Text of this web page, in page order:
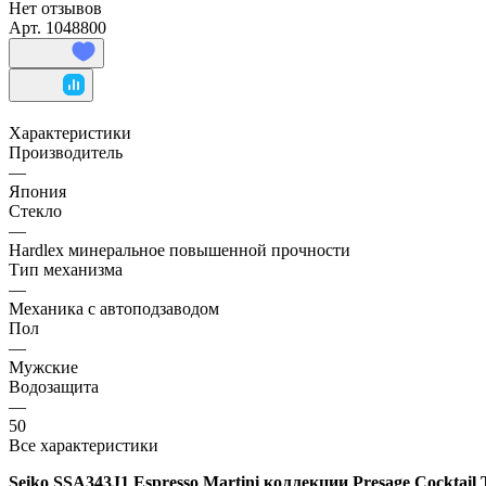
Нет отзывов
Арт. 1048800
Характеристики
Производитель
—
Япония
Стекло
—
Hardlex минеральное повышенной прочности
Тип механизма
—
Механика с автоподзаводом
Пол
—
Мужские
Водозащита
—
50
Все характеристики
Seiko SSA343J1 Espresso Martini коллекции Presage Cocktail